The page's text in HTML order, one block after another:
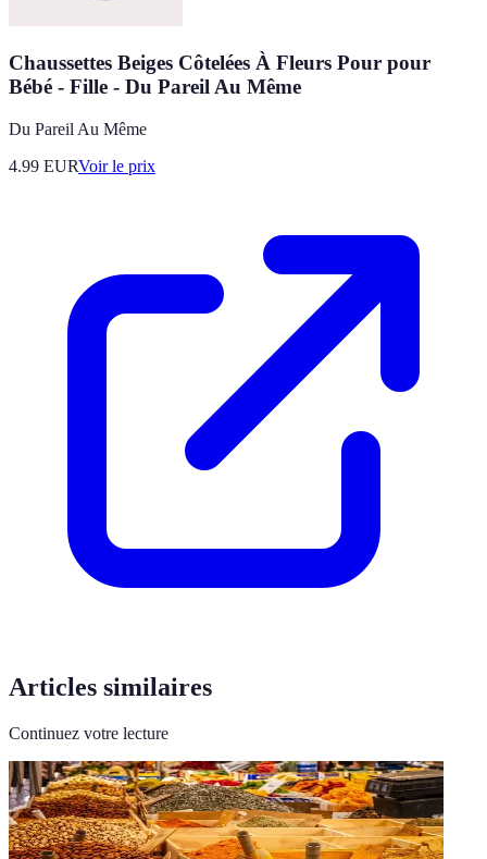
Chaussettes Beiges Côtelées À Fleurs Pour pour
Bébé - Fille - Du Pareil Au Même
Du Pareil Au Même
4.99 EURVoir le prix
Articles similaires
Continuez votre lecture